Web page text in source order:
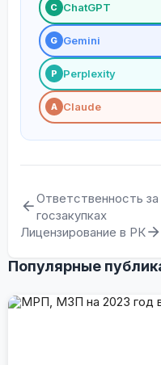
С ChatGPT
G Gemini
P Perplexity
A Claude
Ответственность
госзакупках
Лицензирование в РК
Популярные